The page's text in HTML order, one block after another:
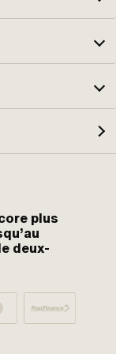
plus
deux-